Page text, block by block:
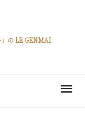
」の LE GENMAI